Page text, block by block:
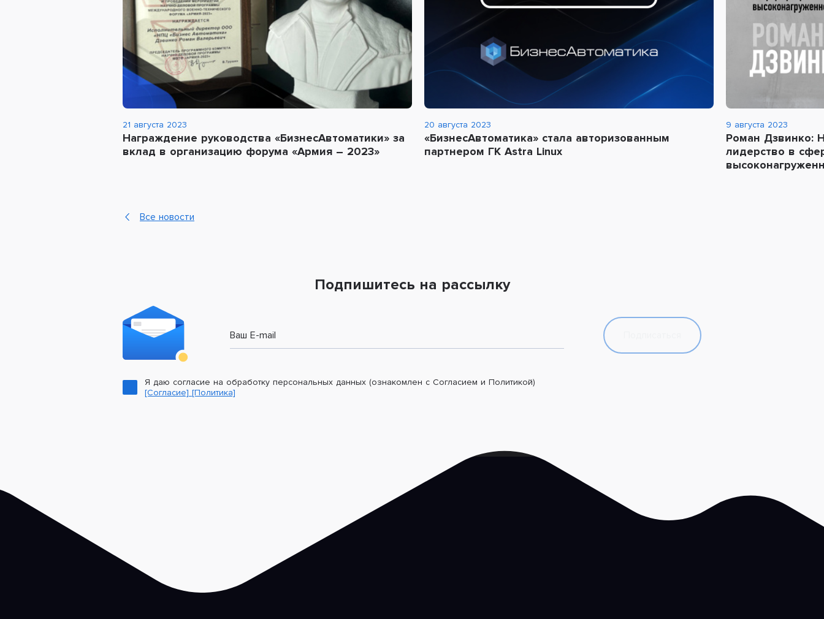
21 августа 2023
Награждение руководства «БизнесАвтоматики» за
вклад в организацию форума «Армия – 2023»
20 августа 2023
«БизнесАвтоматика» стала авторизованным
партнером ГК Astra Linux
9 августа 2023
Роман Дзвинко:
лидерство в
Все новости
Подпишитесь на рассылку
Ваш E-mail
Я даю согласие на обработку персональных данных (ознакомлен с Согласием и Политикой)
[Согласие] [Политика]